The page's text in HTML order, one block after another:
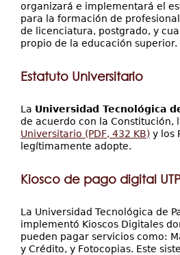
organizará e implementará el
para la formación de
de licenciatura, postgrado, y
propio de la educación superior.
Estatuto Universitario
La Universidad Tecnológica
de acuerdo con la Constitución,
Universitario (PDF, 432 KB) y los
legítimamente adopte.
Kiosco de pago digital
La Universidad Tecnológica de
implementó Kioscos Digitales
pueden pagar servicios como:
y Crédito, y Fotocopias. Este